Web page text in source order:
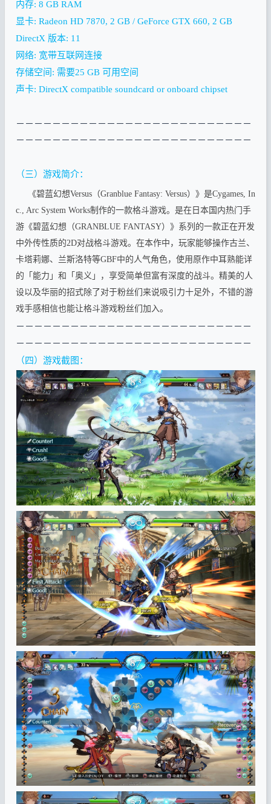
内存: 8 GB RAM
显卡: Radeon HD 7870, 2 GB / GeForce GTX 660, 2 GB
DirectX 版本: 11
网络: 宽带互联网连接
存储空间: 需要25 GB 可用空间
声卡: DirectX compatible soundcard or onboard chipset
－－－－－－－－－－－－－－－－－－－－－－－－－－
－－－－－ －－－－－ －－－－－ －－－－－ －－－－－ －
（三）游戏简介：
《碧蓝幻想Versus（Granblue Fantasy: Versus）》是Cygames, In
c., Arc System Works制作的一款格斗游戏。是在日本国内热门手
游《碧蓝幻想（GRANBLUE FANTASY）》系列的一款正在开发
中外传性质的2D对战格斗游戏。在本作中，玩家能够操作古兰、
卡塔莉娜、兰斯洛特等GBF中的人气角色，使用原作中耳熟能详
的「能力」和「奥义」，享受简单但富有深度的战斗。精美的人
设以及华丽的招式除了对于粉丝们来说吸引力十足外，不错的游
戏手感相信也能让格斗游戏粉丝们加入。
－－－－－－－－－－－－－－－－－－－－－－－－－－
－－－－－ －－－－－ －－－－－ －－－－－ －－－－－ －
（四）游戏截图：